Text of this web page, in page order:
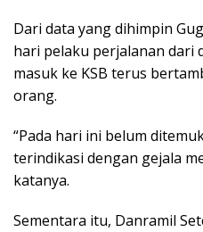
Dari data yang dihimpin
hari pelaku perjalanan dari
masuk ke KSB terus
orang.
“Pada hari ini belum
terindikasi dengan gejala
katanya.
Sementara itu, Danramil